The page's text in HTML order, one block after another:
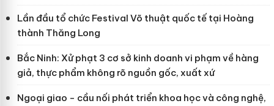
Lần đầu tổ chức Festival Võ thuật quốc tế tại Hoàng
thành Thăng Long
Bắc Ninh: Xử phạt 3 cơ sở kinh doanh vi phạm về hàng
giả, thực phẩm không rõ nguồn gốc, xuất xứ
Ngoại giao - cầu nối phát triển khoa học và công nghệ,